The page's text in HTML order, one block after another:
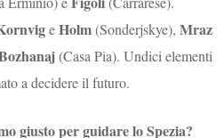
eHolm(Sonderjskye),Mraz
(Casa Pia). Undici elementi
a decidere il futuro.
giusto per guidare lo Spezia?